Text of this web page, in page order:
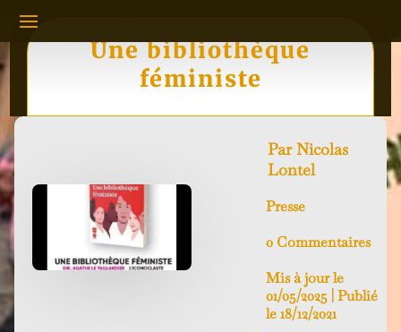
Une bibliothèque
féministe
ParNicolas
Lontel
Presse
0 Commentaires
Mis à jour le
01/05/2025 | Publié
le 18/12/2021